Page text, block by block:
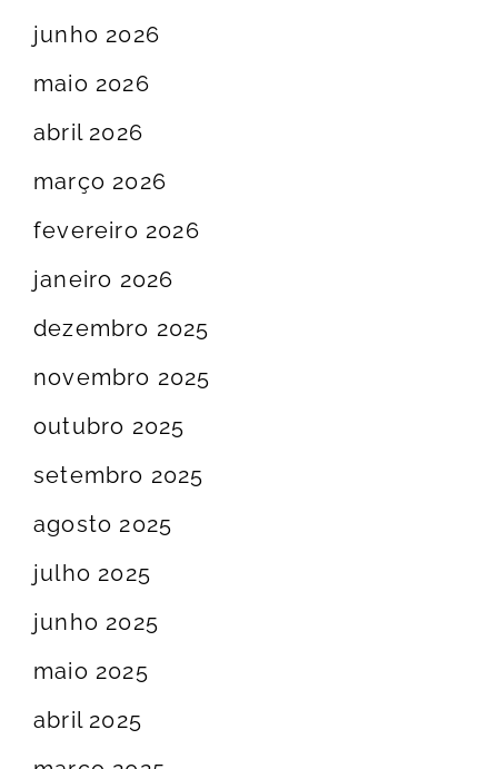
junho 2026
maio 2026
abril 2026
março 2026
fevereiro 2026
janeiro 2026
dezembro 2025
novembro 2025
outubro 2025
setembro 2025
agosto 2025
julho 2025
junho 2025
maio 2025
abril 2025